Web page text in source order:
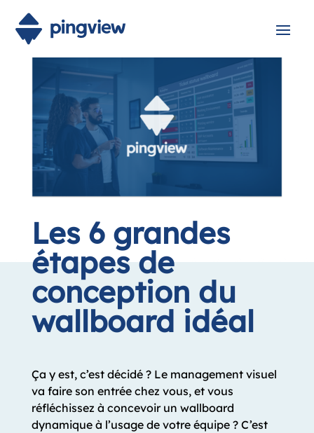
Les 6 grandes
étapes de
conception du
wallboard idéal
Ça y est, c’est décidé ? Le management visuel
va faire son entrée chez vous, et vous
réfléchissez à concevoir un wallboard
dynamique à l’usage de votre équipe ? C’est